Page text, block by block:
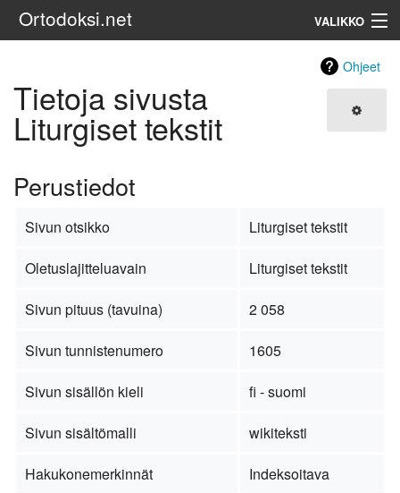
Ortodoksi.net VALIKKO
Haku
Ohjeet
Tietoja sivusta
Liturgiset tekstit
Perustiedot
Sivun otsikko
Liturgiset tekstit
Oletuslajitteluavain
Liturgiset tekstit
Sivun pituus (tavuina)
2 058
Sivun tunnistenumero
1605
Sivun sisällön kieli
fi - suomi
Sivun sisältömalli
wikiteksti
Hakukonemerkinnät
Indeksoitava